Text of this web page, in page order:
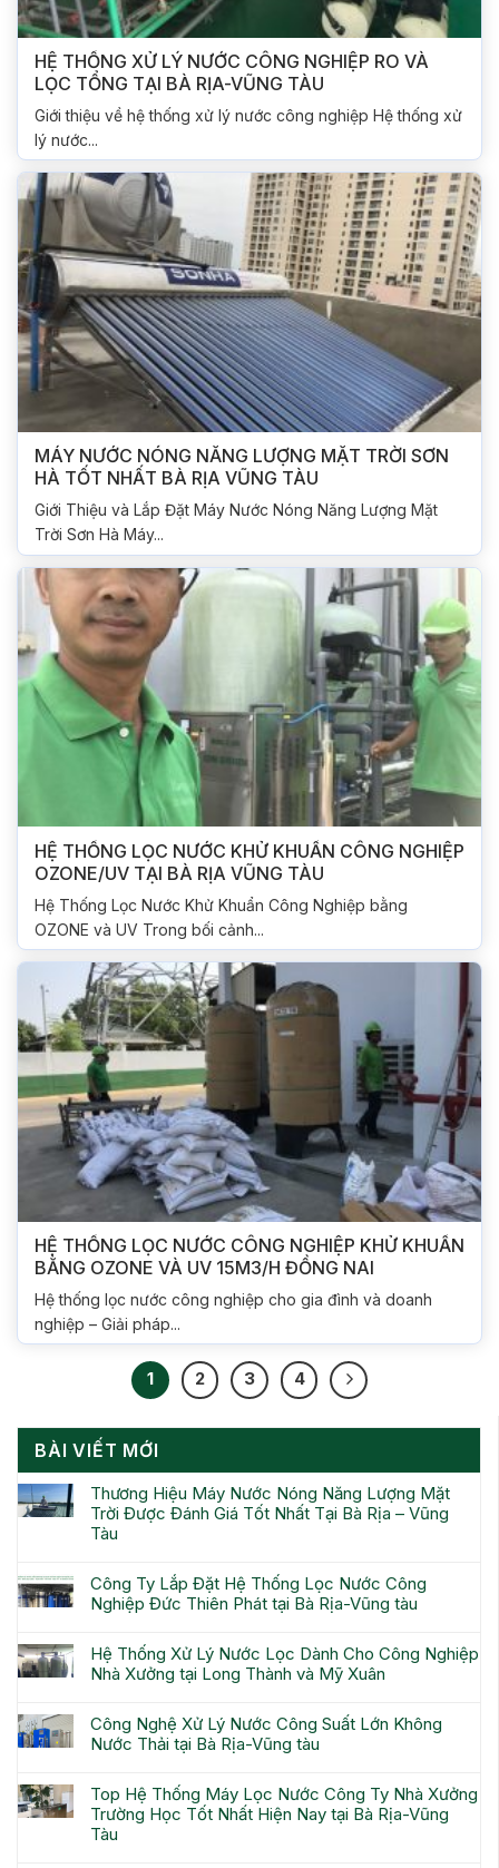
BÀI VIẾT MỚI
Thương Hiệu Máy Nước Nóng Năng Lượng Mặt
Trời Được Đánh Giá Tốt Nhất Tại Bà Rịa – Vũng
Tàu
Công Ty Lắp Đặt Hệ Thống Lọc Nước Công
Nghiệp Đức Thiên Phát tại Bà Rịa-Vũng tàu
Hệ Thống Xử Lý Nước Lọc Dành Cho Công Nghiệp
Nhà Xưởng tại Long Thành và Mỹ Xuân
Công Nghệ Xử Lý Nước Công Suất Lớn Không
Nước Thải tại Bà Rịa-Vũng tàu
Top Hệ Thống Máy Lọc Nước Công Ty Nhà Xưởng
Trường Học Tốt Nhất Hiện Nay tại Bà Rịa-Vũng
Tàu
HỆ THỐNG XỬ LÝ NƯỚC CÔNG NGHIỆP RO VÀ
LỌC TỔNG TẠI BÀ RỊA-VŨNG TÀU
Giới thiệu về hệ thống xử lý nước công nghiệp Hệ thống xử
lý nước...
MÁY NƯỚC NÓNG NĂNG LƯỢNG MẶT TRỜI SƠN
HÀ TỐT NHẤT BÀ RỊA VŨNG TÀU
Giới Thiệu và Lắp Đặt Máy Nước Nóng Năng Lượng Mặt
Trời Sơn Hà Máy...
HỆ THỐNG LỌC NƯỚC KHỬ KHUẨN CÔNG NGHIỆP
OZONE/UV TẠI BÀ RỊA VŨNG TÀU
Hệ Thống Lọc Nước Khử Khuẩn Công Nghiệp bằng
OZONE và UV Trong bối cảnh...
HỆ THỐNG LỌC NƯỚC CÔNG NGHIỆP KHỬ KHUẨN
BẰNG OZONE VÀ UV 15M3/H ĐỒNG NAI
Hệ thống lọc nước công nghiệp cho gia đình và doanh
nghiệp – Giải pháp...
1 2 3 4